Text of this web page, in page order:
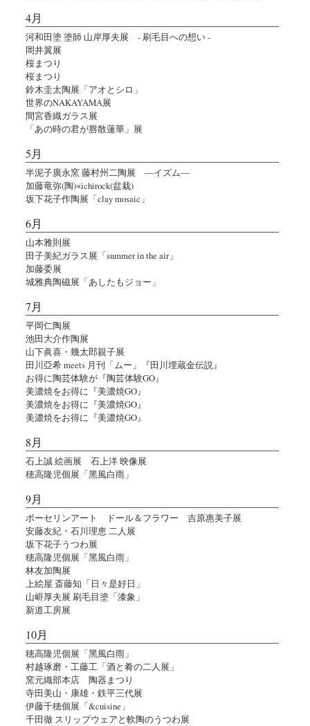
4月
河和田塗 塗師 山岸厚夫展 - 刷毛目への想い -
岡井翼展
桜まつり
桜まつり
鈴木圭太陶展「アオとシロ」
世界のNAKAYAMA展
間宮香織ガラス展
「あの時の君が唇散蓮華」展
5月
半泥子廣永窯 藤村州二陶展 ―イズム―
加藤竜弥(陶)×ichirock(盆栽)
坂下花子作陶展「clay mosaic」
6月
山本雅則展
田子美紀ガラス展「summer in the air」
加藤委展
城雅典陶磁展「あしたもジョー」
7月
平岡仁陶展
池田大介作陶展
山下眞喜・幾太郎親子展
田川亞希 meets 月刊「ムー」『田川埋蔵金伝説』
お得に陶芸体験が『陶芸体験GO』
美濃焼をお得に『美濃焼GO』
美濃焼をお得に『美濃焼GO』
美濃焼をお得に『美濃焼GO』
8月
石上誠 絵画展 石上洋 映像展
穂高隆児個展「黑風白雨」
9月
ポーセリンアート ドール＆フラワー 吉原惠美子展
安藤友紀・石川理恵 二人展
坂下花子うつわ展
穂高隆児個展「黑風白雨」
林友加陶展
上絵屋 斎藤知「日々是好日」
山㟁厚夫展 刷毛目塗「漆象」
新道工房展
10月
穂高隆児個展「黑風白雨」
村越琢磨・工藤工「酒と肴の二人展」
窯元織部本店 陶器まつり
寺田美山・康雄・鉄平三代展
伊藤千穂個展「&cuisine」
千田徹 スリップウェアと軟陶のうつわ展